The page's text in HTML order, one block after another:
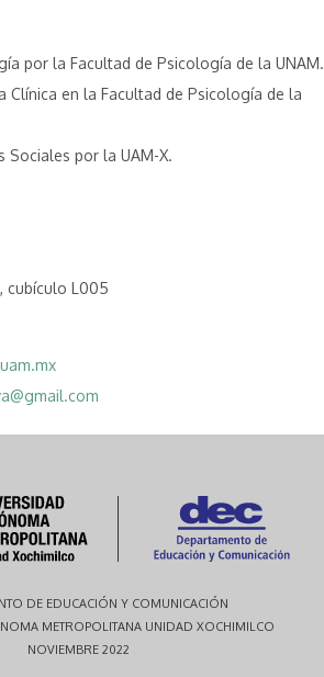
por la Facultad de Psicología de la UNAM.
Clínica en la Facultad de Psicología de la
Sociales por la UAM-X.
cubículo L005
DE EDUCACIÓN Y COMUNICACIÓN
METROPOLITANA UNIDAD XOCHIMILCO
NOVIEMBRE 2022